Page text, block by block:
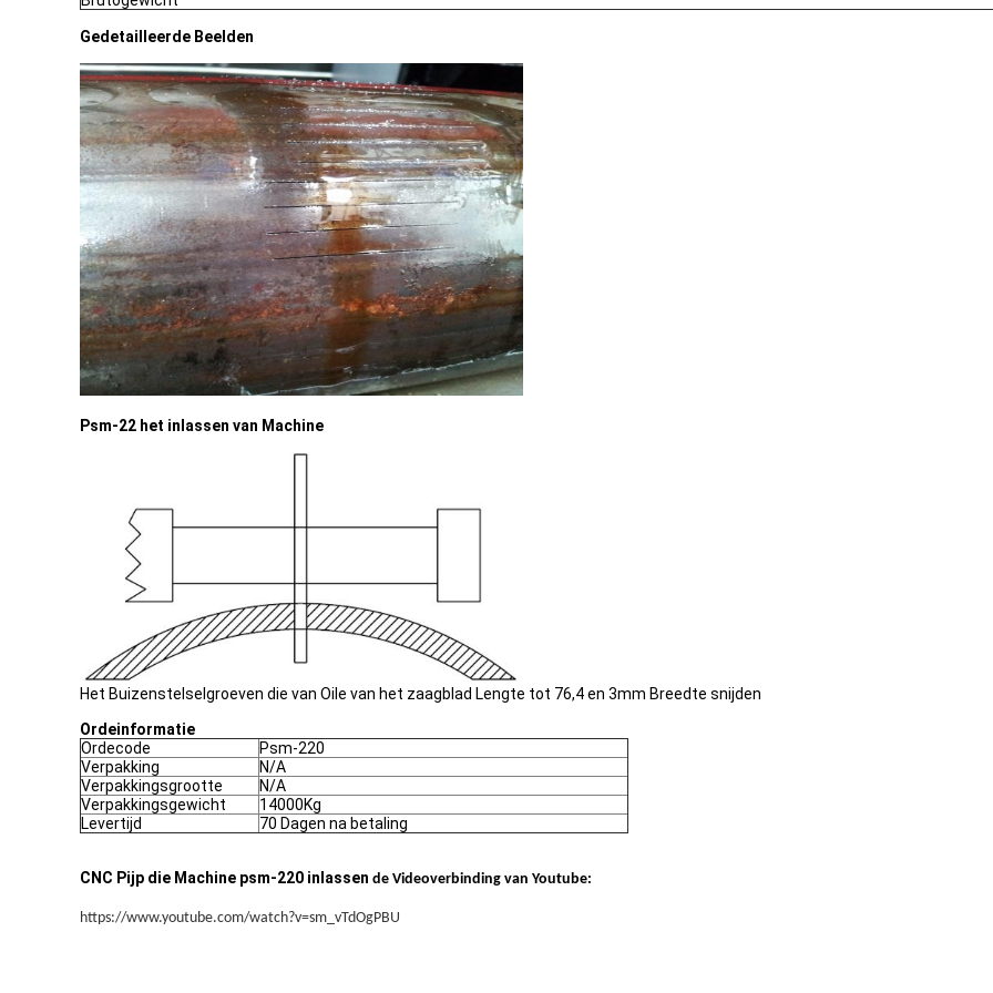
Gedetailleerde Beelden
Psm-22 het inlassen van Machine
Het Buizenstelselgroeven die van Oile van het zaagblad Lengte tot 76,4 en 3mm Breedte snijden
Ordeinformatie
Ordecode
Psm-220
Verpakking
N/A
Verpakkingsgrootte
N/A
Verpakkingsgewicht
14000Kg
Levertijd
70 Dagen na betaling
CNC Pijp die Machine psm-220 inlassen de Videoverbinding van Youtube:
https://www.youtube.com/watch?v=sm_vTdOgPBU